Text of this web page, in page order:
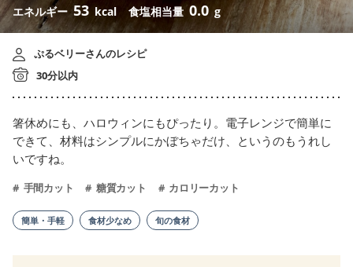
エネルギー53 kcal 食塩相当量 0.0 g
ぷるベリーさんのレシピ
30分以内
箸休めにも、ハロウィンにもぴったり。電子レンジで簡単に
できて、材料はシンプルにかぼちゃだけ、というのもうれし
いですね。
手間カット 糖質カット カロリーカット
簡単・手軽 食材少なめ 旬の食材